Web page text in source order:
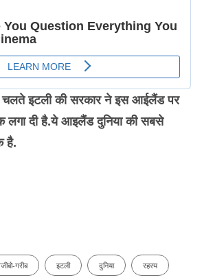
इटली की सरकार ने इस आईलैंड पर
लगा दी है.ये आइलैंड दुनिया की सबसे
है.
गरीब इटली दुनिया रहस्य